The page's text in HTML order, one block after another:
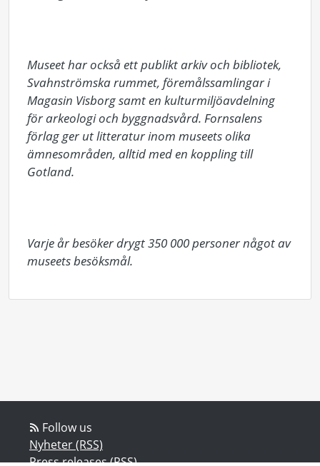
Museet har också ett publikt arkiv och bibliotek,
Svahnströmska rummet, föremålssamlingar i
Magasin Visborg samt en kulturmiljöavdelning
för arkeologi och byggnadsvård. Fornsalens
förlag ger ut litteratur inom museets olika
ämnesområden, alltid med en koppling till
Gotland.
Varje år besöker drygt 350 000 personer något av
museets besöksmål.
Follow us
Nyheter (RSS)
Press releases (RSS)